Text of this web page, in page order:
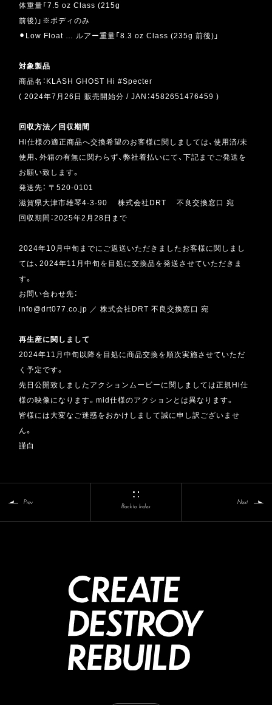
体重量「7.5 oz Class (215g
前後)」※ボディのみ
⚫︎Low Float … ルアー重量「8.3 oz Class (235g 前後)」
対象製品
商品名：KLASH GHOST Hi#Specter
( 2024年7月26日 販売開始分 / JAN：4582651476459 )
回収方法／回収期間
Hi仕様の適正商品へ交換希望のお客様に関しましては、使用済/未
使用、外箱の有無に関わらず、弊社着払いにて、下記までご発送を
お願い致します。
発送先： 〒520-0101
滋賀県大津市雄琴4-3-90 株式会社DRT 不良交換窓口 宛
回収期間：2025年2月28日まで
2024年10月中旬までにご返送いただきましたお客様に関しまし
ては、2024年11月中旬を目処に交換品を発送させていただきま
す。
お問い合わせ先：
info@drt077.co.jp ／ 株式会社DRT 不良交換窓口 宛
再生産に関しまして
2024年11月中旬以降を目処に商品交換を順次実施させていただ
く予定です。
先日公開致しましたアクションムービーに関しましては正規Hi仕
様の映像になります。mid仕様のアクションとは異なります。
皆様には大変なご迷惑をおかけしまして誠に申し訳ございませ
ん。
謹白
Prev Back to Index Next